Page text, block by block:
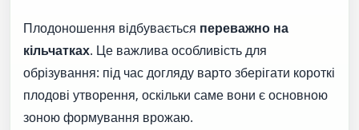
Плодоношення відбувається переважно на
кільчатках. Це важлива особливість для
обрізування: під час догляду варто зберігати короткі
плодові утворення, оскільки саме вони є основною
зоною формування врожаю.